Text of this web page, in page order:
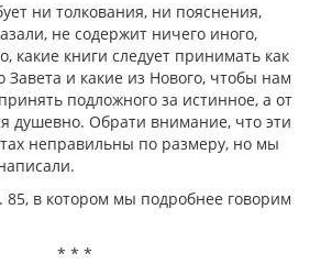
ни толкования, ни пояснения,
не содержит ничего иного,
какие книги следует принимать как
Завета и какие из Нового, чтобы нам
подложного за истинное, а от
душевно. Обрати внимание, что эти
неправильны по размеру, но мы
85, в котором мы подробнее говорим
* * *